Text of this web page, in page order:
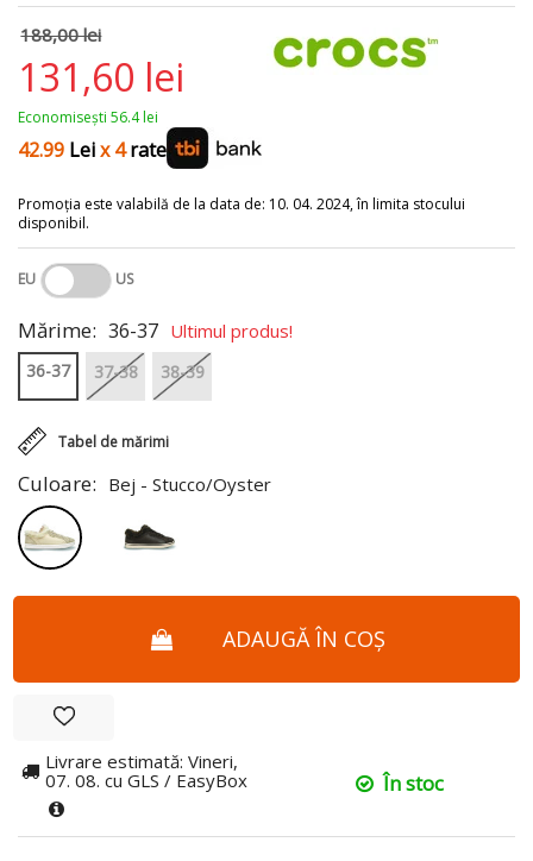
131,60 lei
188,00 lei
Economisești 56.4 lei
42.99 Leix 4rate
Promoția este valabilă de la data de: 10. 04. 2024, în limita stocului
disponibil.
EU US
Culoare: Bej - Stucco/Oyster
Tabel de mărimi
Mărime: 36-37 Ultimul produs!
36-37 37-38 38-39
ADAUGĂ ÎN COȘ
Livrare estimată: Vineri,
07. 08. cu GLS / EasyBox
În stoc